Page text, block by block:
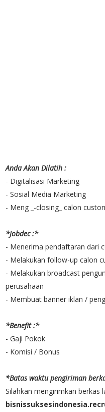
Anda Akan Dilatih :
- Digitalisasi Marketing
- Sosial Media Marketing
- Meng _-closing_ calon
*Jobdec :*
- Menerima pendaftaran dari
- Melakukan follow-up calon
- Melakukan broadcast
perusahaan
- Membuat banner iklan /
*Benefit :*
- Gaji Pokok
- Komisi / Bonus
*Batas waktu pengiriman
Silahkan mengirimkan berkas